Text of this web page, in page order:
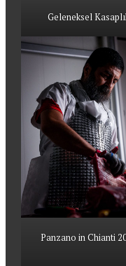
Geleneksel
Panzano in Chianti